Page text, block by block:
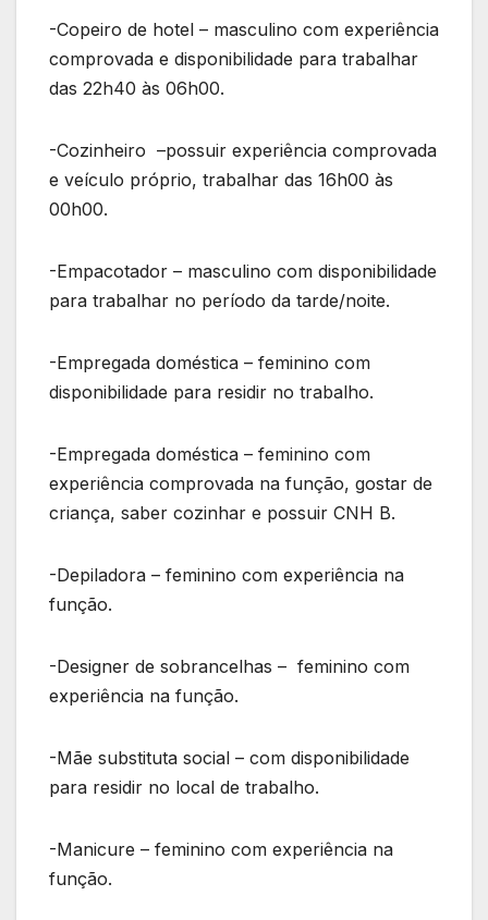
-Copeiro de hotel – masculino com experiência
comprovada e disponibilidade para trabalhar
das 22h40 às 06h00.
-Cozinheiro –possuir experiência comprovada
e veículo próprio, trabalhar das 16h00 às
00h00.
-Empacotador – masculino com disponibilidade
para trabalhar no período da tarde/noite.
-Empregada doméstica – feminino com
disponibilidade para residir no trabalho.
-Empregada doméstica – feminino com
experiência comprovada na função, gostar de
criança, saber cozinhar e possuir CNH B.
-Depiladora – feminino com experiência na
função.
-Designer de sobrancelhas – feminino com
experiência na função.
-Mãe substituta social – com disponibilidade
para residir no local de trabalho.
-Manicure – feminino com experiência na
função.